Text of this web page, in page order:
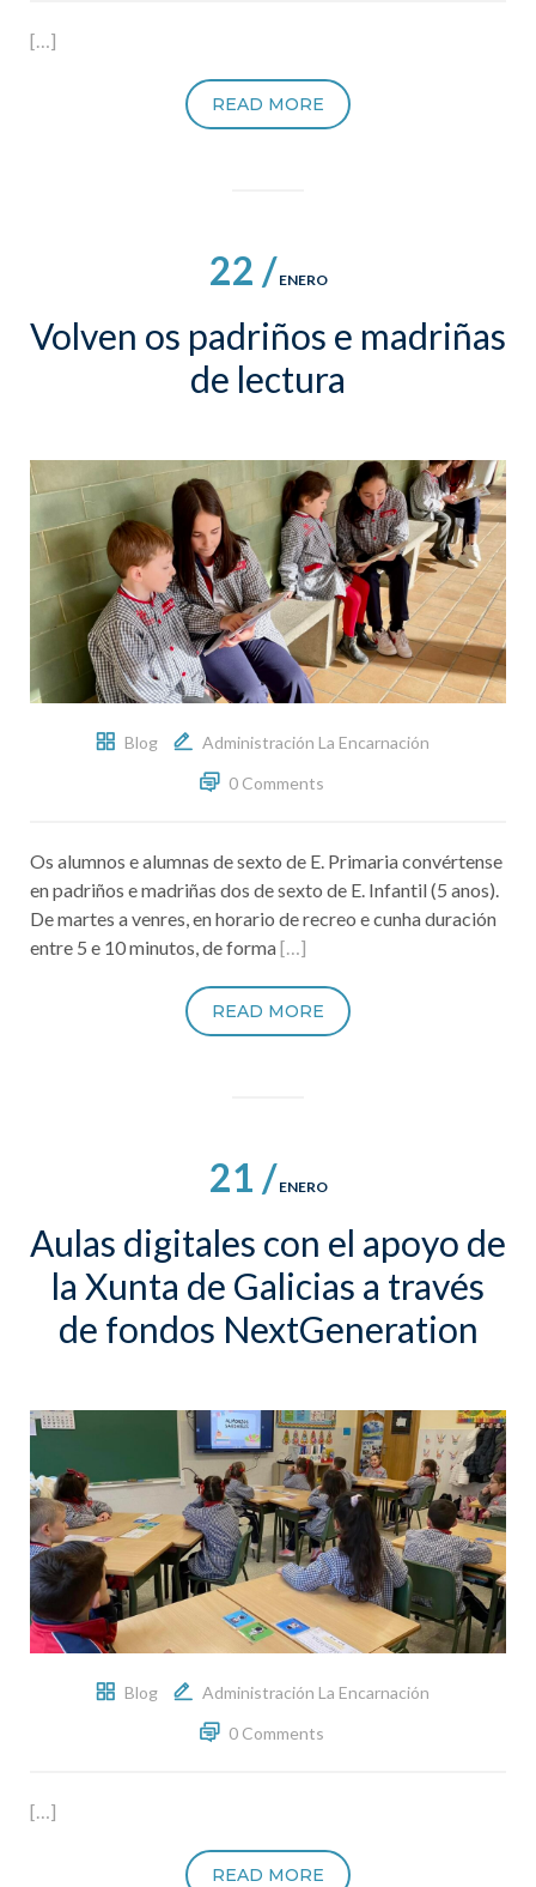
[…]
READ MORE
22 / ENERO
Volven os padriños e madriñas
de lectura
Blog
Administración La Encarnación
0 Comments
Os alumnos e alumnas de sexto de E. Primaria convértense
en padriños e madriñas dos de sexto de E. Infantil (5 anos).
De martes a venres, en horario de recreo e cunha duración
entre 5 e 10 minutos, de forma[…]
READ MORE
21 / ENERO
Aulas digitales con el apoyo de
la Xunta de Galicias a través
de fondos NextGeneration
Blog
Administración La Encarnación
0 Comments
[…]
READ MORE